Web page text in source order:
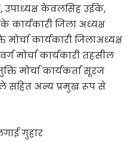
केवलसिंह उईके,
जिला अध्यक्ष
कार्यकारी जिलाअध्यक्ष
मोर्चा कार्यकारी तहसील
मोर्चा कार्यकर्ता सूरज
सहित अन्य प्रमुख रूप से
गुहार